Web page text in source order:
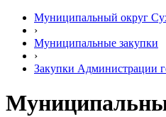
Муниципальный округ
›
Муниципальные закупки
›
Закупки Администрации